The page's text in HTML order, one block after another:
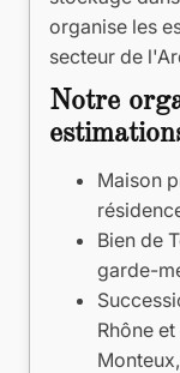
organise les
secteur de
Notre
Maison
Bien de
garde-
Rhône